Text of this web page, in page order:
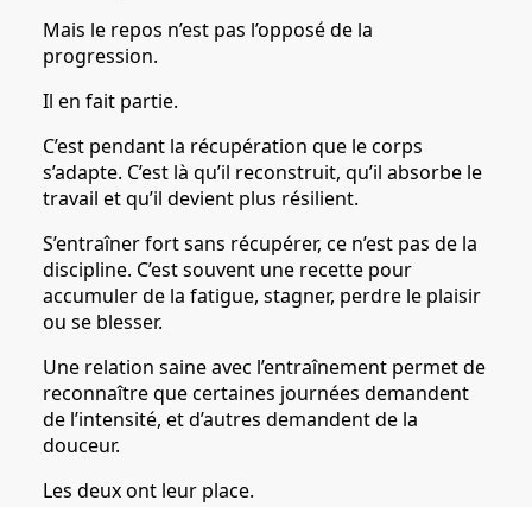
Mais le repos n’est pas l’opposé de la
progression.
Il en fait partie.
C’est pendant la récupération que le corps
s’adapte. C’est là qu’il reconstruit, qu’il absorbe le
travail et qu’il devient plus résilient.
S’entraîner fort sans récupérer, ce n’est pas de la
discipline. C’est souvent une recette pour
accumuler de la fatigue, stagner, perdre le plaisir
ou se blesser.
Une relation saine avec l’entraînement permet de
reconnaître que certaines journées demandent
de l’intensité, et d’autres demandent de la
douceur.
Les deux ont leur place.